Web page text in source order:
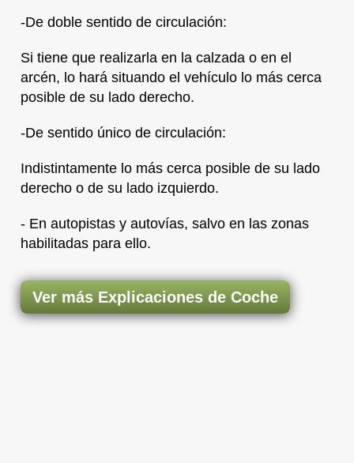
-De doble sentido de circulación:
Si tiene que realizarla en la calzada o en el
arcén, lo hará situando el vehículo lo más cerca
posible de su lado derecho.
-De sentido único de circulación:
Indistintamente lo más cerca posible de su lado
derecho o de su lado izquierdo.
- En autopistas y autovías, salvo en las zonas
habilitadas para ello.
Ver más Explicaciones de Coche